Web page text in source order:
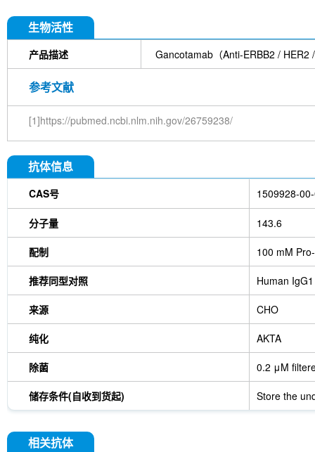
生物活性
产品描述 Gancotamab（Anti-ERBB2 / HER2
参考文献
[1]https://pubmed.ncbi.nlm.nih.gov/26759238/
抗体信息
CAS号 1509928-
分子量 143.6
配制 100 mM
推荐同型对照 Human IgG1
来源 CHO
纯化 AKTA
除菌 0.2 μM
储存条件(自收到货起) Store the
相关抗体